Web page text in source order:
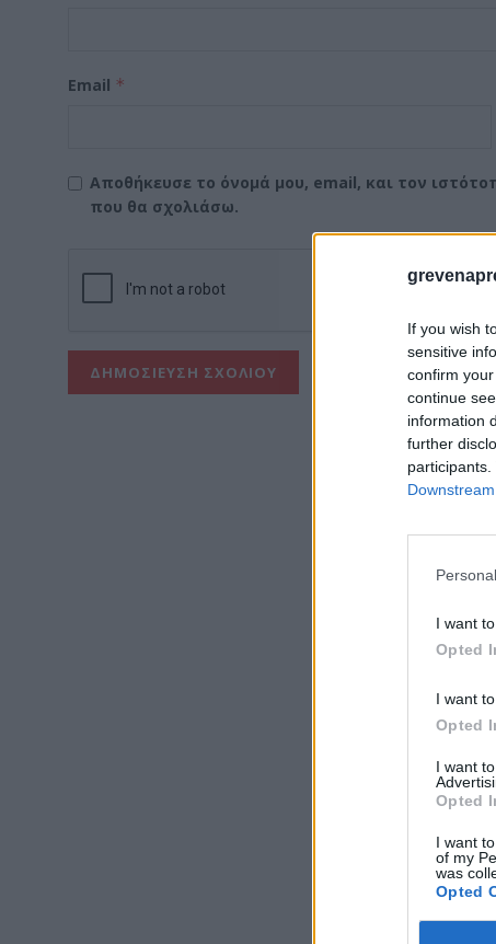
If you wish
sensitive
confirm
continue
information
further
I want
Opted
I want
Opted
I want
Opted
I want
of my
was
Opted
Email *
Αποθήκευσε το όνομά μου, email, και τον
που θα σχολιάσω.